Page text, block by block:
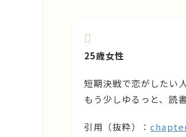
25歳女性
短期決戦で恋がしたい
もう少しゆるっと、読
引用（抜粋）：